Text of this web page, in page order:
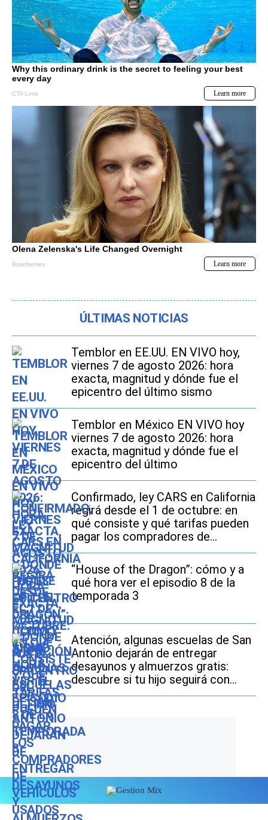
ÚLTIMAS NOTICIAS
Temblor en EE.UU. EN VIVO hoy,
viernes 7 de agosto 2026: hora
exacta, magnitud y dónde fue el
epicentro del último sismo
Temblor en México EN VIVO hoy
viernes 7 de agosto 2026: hora
exacta, magnitud y dónde fue el
epicentro del último
Confirmado, ley CARS en California
regirá desde el 1 de octubre: en
qué consiste y qué tarifas pueden
pagar los compradores de
vehículos usados
“House of the Dragon”: cómo y a
qué hora ver el episodio 8 de la
temporada 3
Atención, algunas escuelas de San
Antonio dejarán de entregar
desayunos y almuerzos gratis:
descubre si tu hijo seguirá con
este beneficio durante el ciclo